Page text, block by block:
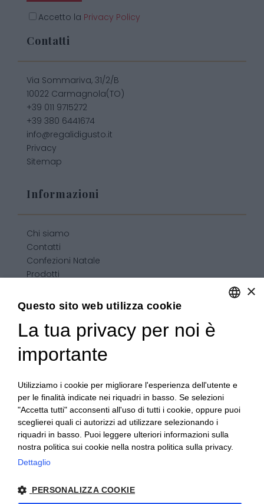
Accetto la Privacy Policy
Contatti
Via Sommariva, 31/2/B
10022 Carmagnola(TO)
+39 011 9715272
+39 380 6441674
info@regalidigusto.it
Privacy
Sitemap
Informazioni
Chi siamo
Contatti
Confezioni Natale
Prodotti
Condizioni generali di vendita
×
Questo sito web utilizza cookie
La tua privacy per noi è
importante
Utilizziamo i cookie per migliorare l'esperienza dell'utente e
per le finalità indicate nei riquadri in basso. Se selezioni
"Accetta tutti" acconsenti all'uso di tutti i cookie, oppure puoi
sceglierei quali ci autorizzi ad utilizzare selezionando i
riquadri in basso. Puoi leggere ulteriori informazioni sulla
nostra politica sui cookie nella nostra politica sulla privacy.
Dettaglio
PERSONALIZZA COOKIE